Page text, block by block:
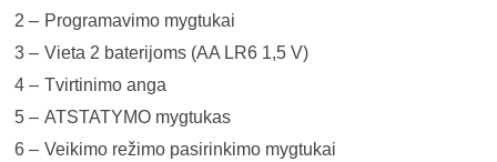
Programavimo mygtukai
Vieta 2 baterijoms (AA LR6 1,5 V)
Tvirtinimo anga
ATSTATYMO mygtukas
Veikimo režimo pasirinkimo mygtukai